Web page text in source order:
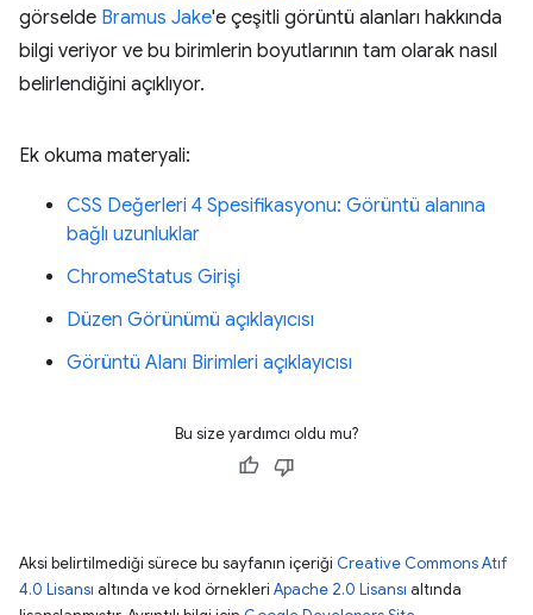
görselde Bramus Jake'e çeşitli görüntü alanları hakkında
bilgi veriyor ve bu birimlerin boyutlarının tam olarak nasıl
belirlendiğini açıklıyor.
Ek okuma materyali:
CSS Değerleri 4 Spesifikasyonu: Görüntü alanına
bağlı uzunluklar
ChromeStatus Girişi
Düzen Görünümü açıklayıcısı
Görüntü Alanı Birimleri açıklayıcısı
Bu size yardımcı oldu mu?
Aksi belirtilmediği sürece bu sayfanın içeriği Creative Commons Atıf
4.0 Lisansı altında ve kod örnekleri Apache 2.0 Lisansı altında